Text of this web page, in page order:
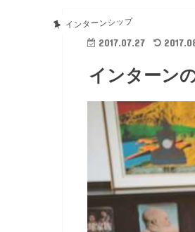
インターンシップ
2017.07.27
インターン